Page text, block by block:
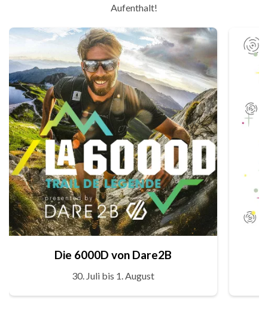
Aufenthalt!
Die 6000D von Dare2B
30. Juli bis 1. August